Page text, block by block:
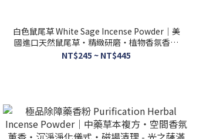
白色鼠尾草 White Sage Incense Powder｜美
國進口天然鼠尾草・精緻研磨・植物香氛香粉
-光之薩滿
NT$245 ~ NT$445